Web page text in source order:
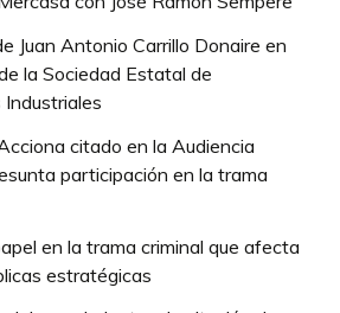
Juan Antonio Carrillo Donaire en
la Sociedad Estatal de
citado en la Audiencia
participación en la trama
en la trama criminal que afecta
estratégicas